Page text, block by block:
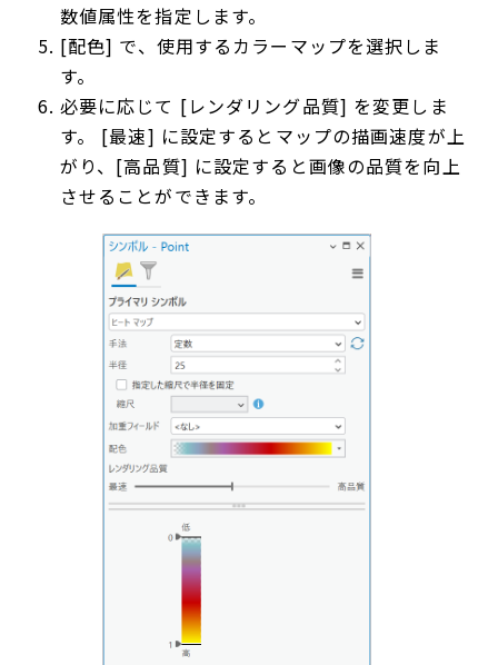
数値属性を指定します。
[配色] で、使用するカラーマップを選択しま
す。
必要に応じて [レンダリング品質] を変更しま
す。 [最速] に設定するとマップの描画速度が上
がり、[高品質] に設定すると画像の品質を向上
させることができます。